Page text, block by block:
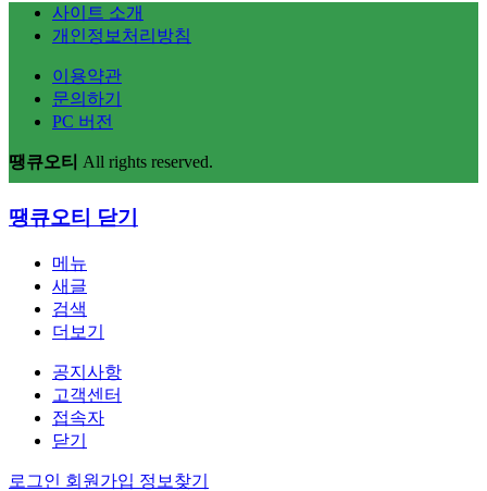
사이트 소개
개인정보처리방침
이용약관
문의하기
PC 버전
땡큐오티 All rights reserved.
땡큐오티 닫기
메뉴
새글
검색
더보기
공지사항
고객센터
접속자
닫기
로그인 회원가입 정보찾기